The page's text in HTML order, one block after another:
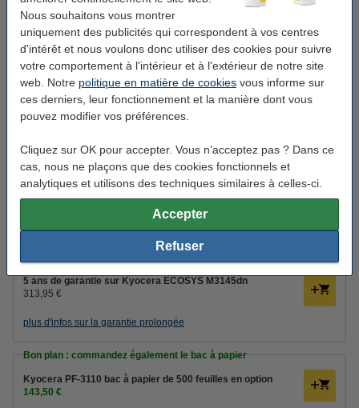
Nous souhaitons vous montrer
uniquement des publicités qui correspondent à vos centres
d'intérêt et nous voulons donc utiliser des cookies pour suivre
votre comportement à l'intérieur et à l'extérieur de notre site
web. Notre politique en matière de cookies vous informe sur
ces derniers, leur fonctionnement et la manière dont vous
pouvez modifier vos préférences.
Cliquez sur OK pour accepter. Vous n’acceptez pas ? Dans ce
cas, nous ne plaçons que des cookies fonctionnels et
analytiques et utilisons des techniques similaires à celles-ci.
Accepter
Refuser
Bon plan : commandez également le toner
Kyocera TK-3160 toner (marque 123encre) - noir
54,50 €
Câbles d'imprimante
Kyocera n'inclut PAS le câble USB.
Astuce : prolongez la garantie de votre imprimante jusqu'à :
3 ans de garantie sur Kyocera ECOSYS M3145dn
249,95 €
5 ans de garantie sur Kyocera ECOSYS M3145dn
313,95 €
plus d'infos sur la garantie prolongée
Bon plan : commandez également le bac à papier
Kyocera PF-3110 bac à papier de 500 feuilles en option
143,50 €